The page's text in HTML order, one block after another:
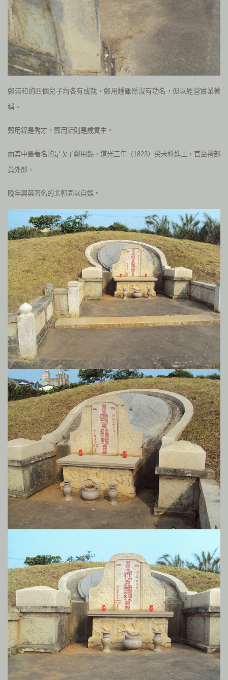
鄭崇和的四個兒子均各有成就，鄭用鍾雖然沒有功名，但以經營實業著
稱。
鄭用錦是秀才，鄭用銛則是歲貢生。
而其中最著名的是次子鄭用錫，道光三年（1823）癸未科進士，官至禮部
員外郎，
晚年興築著名的北郭園以自娛。